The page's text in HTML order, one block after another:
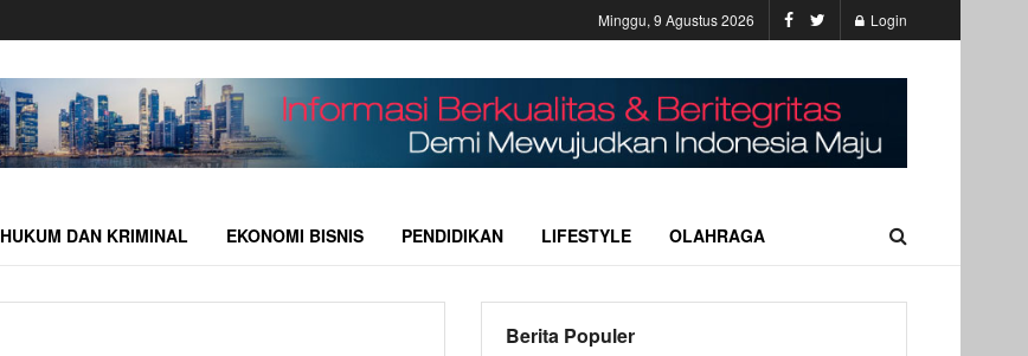
Minggu, 9 Agustus 2026 Login
HUKUM DAN KRIMINAL EKONOMI BISNIS PENDIDIKAN LIFESTYLE OLAHRAGA
Berita Populer